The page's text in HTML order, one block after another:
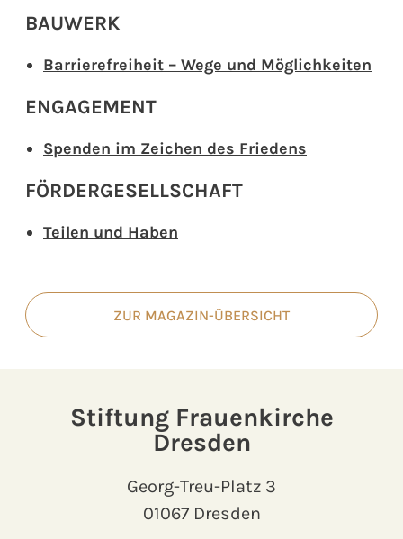
BAUWERK
Barrierefreiheit – Wege und Möglichkeiten
ENGAGEMENT
Spenden im Zeichen des Friedens
FÖRDERGESELLSCHAFT
Teilen und Haben
ZUR MAGAZIN-ÜBERSICHT
Stiftung Frauenkirche
Dresden
Georg-Treu-Platz 3
01067 Dresden